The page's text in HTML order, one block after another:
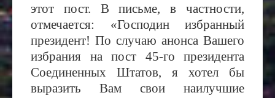
этот пост. В письме, в частности,
отмечается: «Господин избранный
президент! По случаю анонса Вашего
избрания на пост 45-го президента
Соединенных Штатов, я хотел бы
выразить Вам свои наилучшие